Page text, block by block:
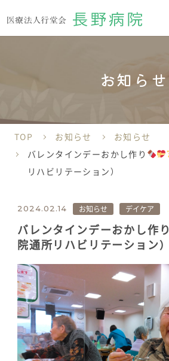
お知らせ
TOP お知らせ
お知らせ
バレンタインデーおかし作り
リハビリテーション）
2024.02.14 お知らせ デイケア
バレンタインデーおかし作り
院通所リハビリテーション）